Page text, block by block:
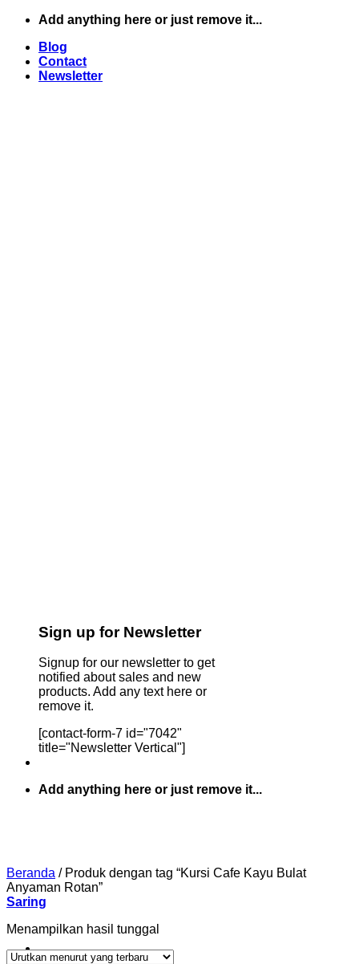
Skip
content
Add anything here or just remove it...
Blog
Contact
Newsletter
Sign up for Newsletter
Signup for our newsletter to get
notified about sales and new
products. Add any text here or
remove it.
[contact-form-7 id="7042"
title="Newsletter Vertical"]
Add anything here or just remove it...
Beranda /Produk dengan tag “Kursi Cafe Kayu Bulat
Anyaman Rotan”
Saring
Menampilkan hasil tunggal